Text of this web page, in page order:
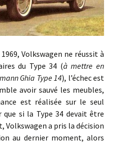
Volkswagen ne réussit à
du Type 34 (à mettre en
Ghia Type 14), l’échec est
avoir sauvé les meubles,
est réalisée sur le seul
si la Type 34 devait être
Volkswagen a pris la décision
au dernier moment, alors